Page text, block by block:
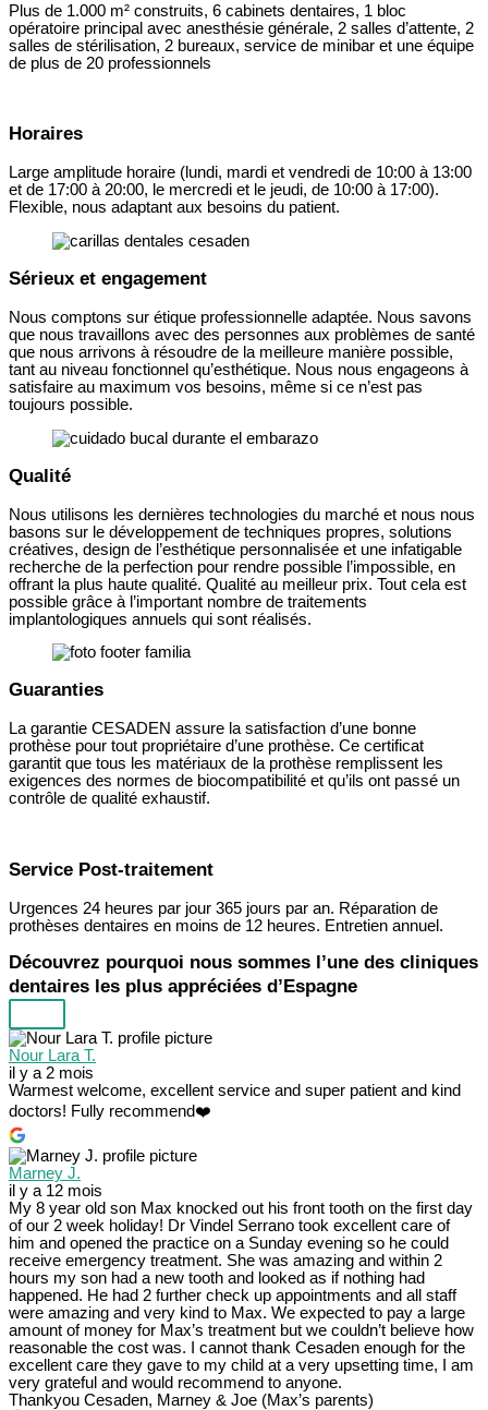
Plus de 1.000 m² construits, 6 cabinets dentaires, 1 bloc
opératoire principal avec anesthésie générale, 2 salles d’attente, 2
salles de stérilisation, 2 bureaux, service de minibar et une équipe
de plus de 20 professionnels
Horaires
Large amplitude horaire (lundi, mardi et vendredi de 10:00 à 13:00
et de 17:00 à 20:00, le mercredi et le jeudi, de 10:00 à 17:00).
Flexible, nous adaptant aux besoins du patient.
Sérieux et engagement
Nous comptons sur étique professionnelle adaptée. Nous savons
que nous travaillons avec des personnes aux problèmes de santé
que nous arrivons à résoudre de la meilleure manière possible,
tant au niveau fonctionnel qu’esthétique. Nous nous engageons à
satisfaire au maximum vos besoins, même si ce n’est pas
toujours possible.
Qualité
Nous utilisons les dernières technologies du marché et nous nous
basons sur le développement de techniques propres, solutions
créatives, design de l’esthétique personnalisée et une infatigable
recherche de la perfection pour rendre possible l’impossible, en
offrant la plus haute qualité. Qualité au meilleur prix. Tout cela est
possible grâce à l’important nombre de traitements
implantologiques annuels qui sont réalisés.
Guaranties
La garantie CESADEN assure la satisfaction d’une bonne
prothèse pour tout propriétaire d’une prothèse. Ce certificat
garantit que tous les matériaux de la prothèse remplissent les
exigences des normes de biocompatibilité et qu’ils ont passé un
contrôle de qualité exhaustif.
Service Post-traitement
Urgences 24 heures par jour 365 jours par an. Réparation de
prothèses dentaires en moins de 12 heures. Entretien annuel.
Découvrez pourquoi nous sommes l’une des cliniques
dentaires les plus appréciées d’Espagne
Nour Lara T.
il y a 2 mois
Warmest welcome, excellent service and super patient and kind
doctors! Fully recommend❤️
Marney J.
il y a 12 mois
My 8 year old son Max knocked out his front tooth on the first day
of our 2 week holiday! Dr Vindel Serrano took excellent care of
him and opened the practice on a Sunday evening so he could
receive emergency treatment. She was amazing and within 2
hours my son had a new tooth and looked as if nothing had
happened. He had 2 further check up appointments and all staff
were amazing and very kind to Max. We expected to pay a large
amount of money for Max’s treatment but we couldn’t believe how
reasonable the cost was. I cannot thank Cesaden enough for the
excellent care they gave to my child at a very upsetting time, I am
very grateful and would recommend to anyone.
Thankyou Cesaden, Marney & Joe (Max’s parents)